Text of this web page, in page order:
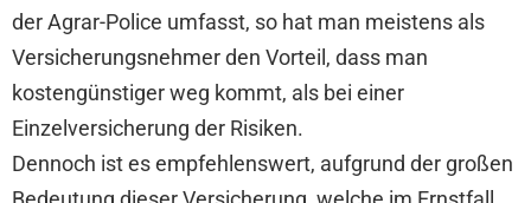
der Agrar-Police umfasst, so hat man meistens als
Versicherungsnehmer den Vorteil, dass man
kostengünstiger weg kommt, als bei einer
Einzelversicherung der Risiken.
Dennoch ist es empfehlenswert, aufgrund der großen